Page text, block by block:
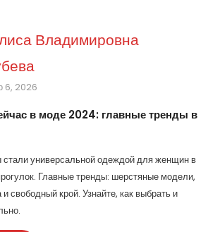
Владимировна
6, 2026
в моде 2024: главные тренды в
универсальной одеждой для женщин в
Главные тренды: шерстяные модели,
свободный крой. Узнайте, как выбрать и